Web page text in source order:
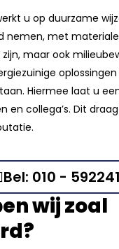
u op duurzame
nemen, met
maar ook
Hiermee laat u
en collega’s. Dit
Bel: 010 -
wij zoal